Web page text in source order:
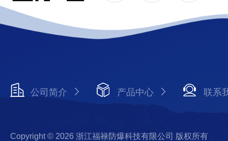
公司简介 产品中心 联系
Copyright © 2026 浙江福禄防爆科技有限公司 版权所有